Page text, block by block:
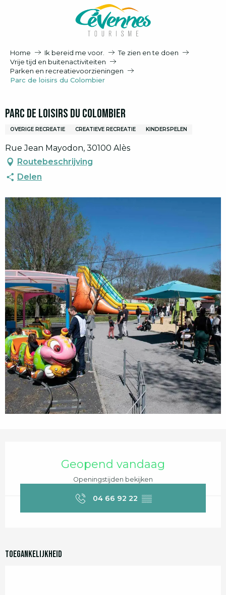
Home Ik bereid me voor.
Te zien en te doen
Vrije tijd en buitenactiviteiten
Parken en recreatievoorzieningen
Parc de loisirs du Colombier
Parc de loisirs du Colombier
OVERIGE RECREATIE CREATIEVE RECREATIE KINDERSPELEN
Rue Jean Mayodon, 30100 Alès
Routebeschrijving
Delen
Geopend vandaag
Openingstijden bekijken
04 66 92 22 ▒▒
Toegankelijkheid